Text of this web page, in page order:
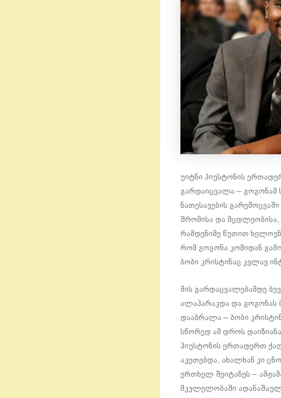
უიტნი ჰიუსტონის
გარდაიცვალა – გოგონამ
ნათესავების
შრომისა და მცდლეობისა,
რამდენიმე წუთით
რომ გოგონა კომიდან
ბობი კრისტინაც კვლავ
მის გარდაცვალებამდე
ალაპარაკდა და გოგონას
დააბრალა – ბობი
სწორედ ამ დროს
ჰიუსტონის ერთადერთ
აკეთებდა, ახალხან კი
ერთხელ შეიტანეს –
მკვლელობაში